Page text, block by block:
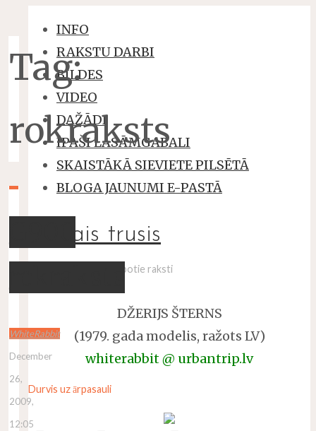
INFO
RAKSTU DARBI
BILDES
VIDEO
DAŽĀDI
ĪPAŠI LASĀMGABALI
SKAISTĀKĀ SIEVIETE PILSĒTĀ
BLOGA JAUNUMI E-PASTĀ
baltais trusis
un viņa savstarpēji kopotie raksti
DŽERIJS ŠTERNS
(1979. gada modelis, ražots LV)
whiterabbit @ urbantrip.lv
Durvis uz ārpasauli
Tag:
rokraksts
WhiteRabbit
December
26,
2009,
12:05